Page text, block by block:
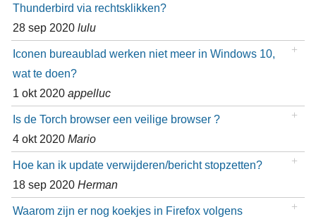
Thunderbird via rechtsklikken?
28 sep 2020 lulu
Iconen bureaublad werken niet meer in Windows 10,
wat te doen?
1 okt 2020 appelluc
Is de Torch browser een veilige browser ?
4 okt 2020 Mario
Hoe kan ik update verwijderen/bericht stopzetten?
18 sep 2020 Herman
Waarom zijn er nog koekjes in Firefox volgens